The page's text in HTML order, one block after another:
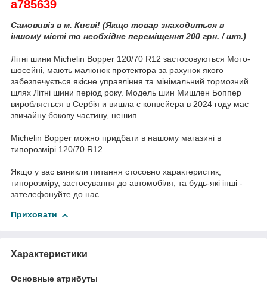
a785639
Самовивіз в м. Києві! (Якщо товар знаходиться в
іншому місті то необхідне переміщення 200 грн. / шт.)
Літні шини Michelin Bopper 120/70 R12 застосовуються Мото-
шосейні, мають малюнок протектора за рахунок якого
забезпечується якісне управління та мінімальний тормозний
шлях Літні шини період року. Модель шин Мишлен Боппер
виробляється в Сербія и вишла с конвейера в 2024 году має
звичайну бокову частину, нешип.
Michelin Bopper можно придбати в нашому магазині в
типорозмірі 120/70 R12.
Якщо у вас виникли питання стосовно характеристик,
типорозміру, застосування до автомобіля, та будь-які інші -
зателефонуйте до нас.
Приховати
Характеристики
Основные атрибуты